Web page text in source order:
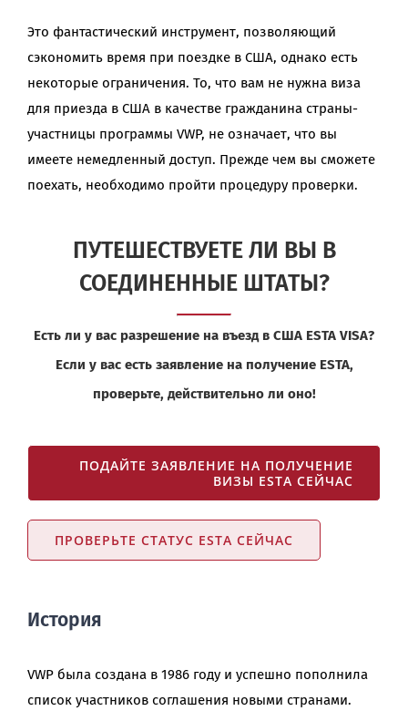
Это фантастический инструмент, позволяющий
сэкономить время при поездке в США, однако есть
некоторые ограничения. То, что вам не нужна виза
для приезда в США в качестве гражданина страны-
участницы программы VWP, не означает, что вы
имеете немедленный доступ. Прежде чем вы сможете
поехать, необходимо пройти процедуру проверки.
ПУТЕШЕСТВУЕТЕ ЛИ ВЫ В
СОЕДИНЕННЫЕ ШТАТЫ?
Есть ли у вас разрешение на въезд в США ESTA VISA?
Если у вас есть заявление на получение ESTA,
проверьте, действительно ли оно!
ПОДАЙТЕ ЗАЯВЛЕНИЕ НА ПОЛУЧЕНИЕ
ВИЗЫ ESTA СЕЙЧАС
ПРОВЕРЬТЕ СТАТУС ESTA СЕЙЧАС
История
VWP была создана в 1986 году и успешно пополнила
список участников соглашения новыми странами.